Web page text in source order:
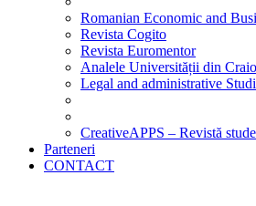
Romanian Economic and
Revista Cogito
Revista Euromentor
Analele Universității din
Legal and administrative
CreativeAPPS – Revistă
Parteneri
CONTACT